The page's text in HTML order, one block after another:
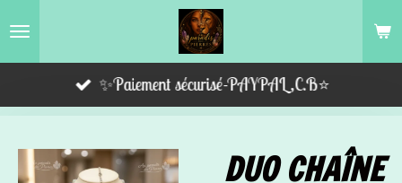
Passer
✨Paiement sécurisé-PAYPAL,C.B⭐️
DUO CHAÎNE